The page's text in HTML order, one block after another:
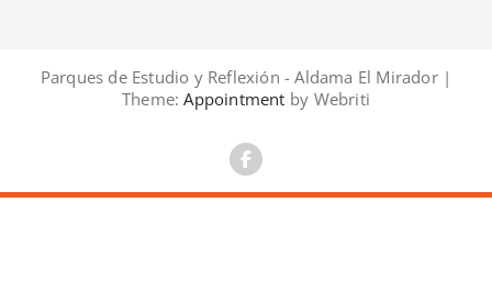
Parques de Estudio y Reflexión - Aldama El Mirador |
Theme: Appointment by Webriti